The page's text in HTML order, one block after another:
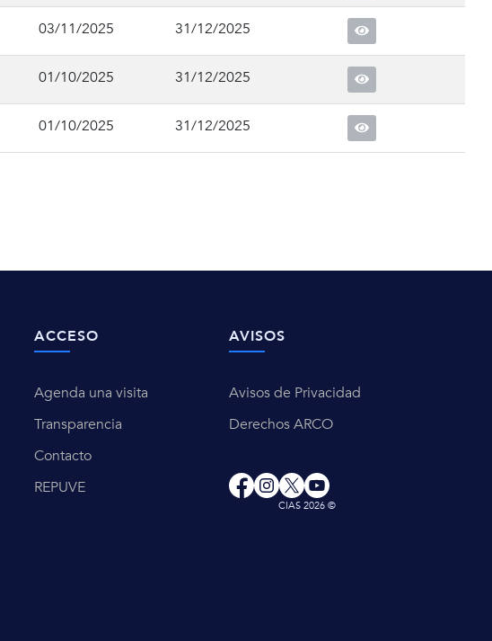
03/11/2025 31/12/2025
01/10/2025 31/12/2025
01/10/2025 31/12/2025
ACCESO
Agenda una visita
Transparencia
Contacto
REPUVE
AVISOS
Avisos de Privacidad
Derechos ARCO
CIAS 2026 ©